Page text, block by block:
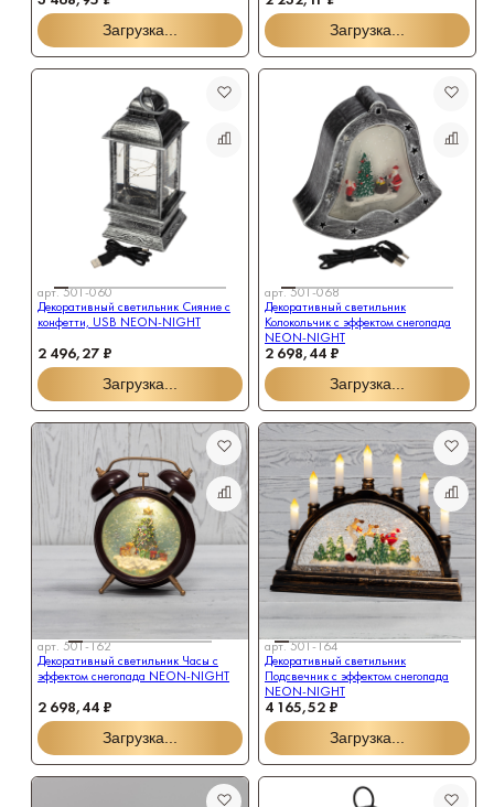
Загрузка... Загрузка...
арт.501-060
Декоративный светильник Сияние с
конфетти, USB NEON-NIGHT
2 496,27 ₽
Загрузка...
арт.501-068
Декоративный светильник
Колокольчик с эффектом снегопада
NEON-NIGHT
2 698,44 ₽
Загрузка...
арт. 501-162
Декоративный светильник Часы с
эффектом снегопада NEON-NIGHT
2 698,44 ₽
Загрузка...
арт.501-164
Декоративный светильник
Подсвечник с эффектом снегопада
NEON-NIGHT
4 165,52 ₽
Загрузка...